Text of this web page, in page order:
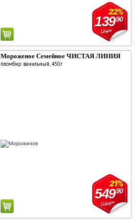
17990
22%
13990
Мороженое Семейное ЧИСТАЯ ЛИНИЯ
пломбир ванильный, 450г
69990
21%
54990